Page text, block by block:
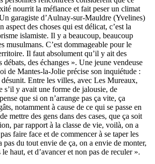
nourrit la méfiance et fait peser un climat
garagiste d’Aulnay-sur-Mauldre (Yvelines)
aspect des choses qui est délicat, c’est la
islamiste. Il y a beaucoup, beaucoup
musulmans. C’est dommageable pour le
Il faut absolument qu’il y ait des
des échanges ». Une jeune vendeuse
de Mantes-la-Jolie précise son inquiétude :
désunit. Entre les villes, avec Les Mureaux,
s’il y avait une forme de jalousie, de
que si on n’arrange pas ça vite, ça
notamment à cause de ce qui se passe en
mettre des gens dans des cases, que ça soit
par rapport à la classe de vie, voilà, on a
faire face et de commencer à se taper les
pas du tout envie de ça, on a envie de monter,
haut, et d’avancer et non pas de reculer ».